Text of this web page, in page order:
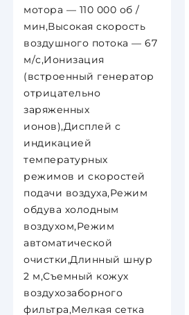
мотора — 110 000 об /
мин,Высокая скорость
воздушного потока — 67
м/с,Ионизация
(встроенный генератор
отрицательно
заряженных
ионов),Дисплей с
индикацией
температурных
режимов и скоростей
подачи воздуха,Режим
обдува холодным
воздухом,Режим
автоматической
очистки,Длинный шнур
2 м,Съемный кожух
воздухозаборного
фильтра,Мелкая сетка